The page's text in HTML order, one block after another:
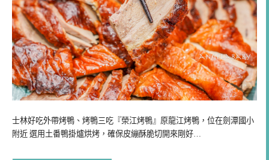
士林好吃外帶烤鴨、烤鴨三吃『榮江烤鴨』原龍江烤鴨，位在劍潭國小
附近 選用土番鴨掛爐烘烤，確保皮繃酥脆切開來剛好…